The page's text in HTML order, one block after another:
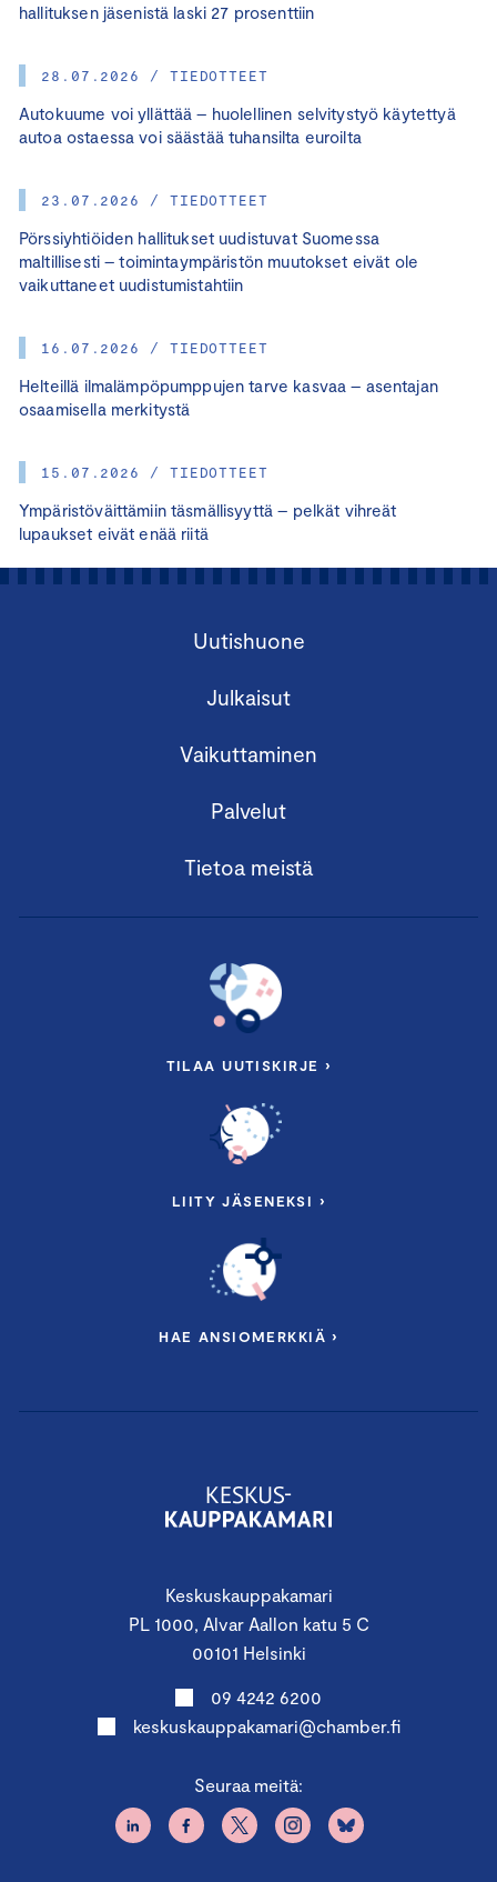
hallituksen jäsenistä laski 27 prosenttiin
28.07.2026 / TIEDOTTEET
Autokuume voi yllättää – huolellinen selvitystyö käytettyä
autoa ostaessa voi säästää tuhansilta euroilta
23.07.2026 / TIEDOTTEET
Pörssiyhtiöiden hallitukset uudistuvat Suomessa
maltillisesti – toimintaympäristön muutokset eivät ole
vaikuttaneet uudistumistahtiin
16.07.2026 / TIEDOTTEET
Helteillä ilmalämpöpumppujen tarve kasvaa – asentajan
osaamisella merkitystä
15.07.2026 / TIEDOTTEET
Ympäristöväittämiin täsmällisyyttä – pelkät vihreät
lupaukset eivät enää riitä
Keskuskauppakamari
PL 1000, Alvar Aallon katu 5 C
00101 Helsinki
09 4242 6200
keskuskauppakamari@chamber.fi
Seuraa meitä:
Uutishuone
Julkaisut
Vaikuttaminen
Palvelut
Tietoa meistä
TILAA UUTISKIRJE ›
LIITY JÄSENEKSI ›
HAE ANSIOMERKKIÄ ›